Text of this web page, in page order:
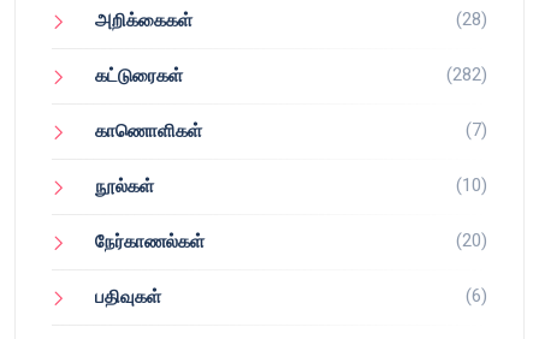
அறிக்கைகள் (28)
கட்டுரைகள் (282)
காணொளிகள் (7)
நூல்கள் (10)
நேர்காணல்கள் (20)
பதிவுகள் (6)